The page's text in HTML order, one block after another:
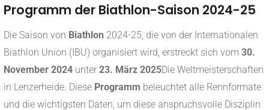
Programm der Biathlon-Saison 2024-25
Die Saison von Biathlon 2024-25, die von der Internationalen
Biathlon Union (IBU) organisiert wird, erstreckt sich vom 30.
November 2024 unter 23. März 2025Die Weltmeisterschaften
in Lenzerheide. Diese Programm beleuchtet alle Rennformate
und die wichtigsten Daten, um diese anspruchsvolle Disziplin